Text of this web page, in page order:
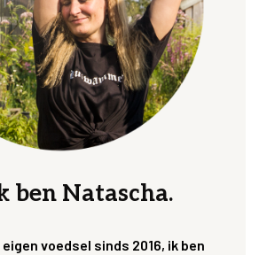
ben Natascha.
voedsel sinds 2016, ik ben